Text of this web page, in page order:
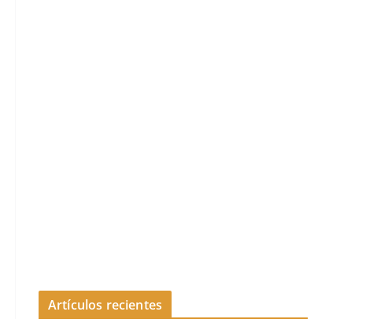
Artículos recientes